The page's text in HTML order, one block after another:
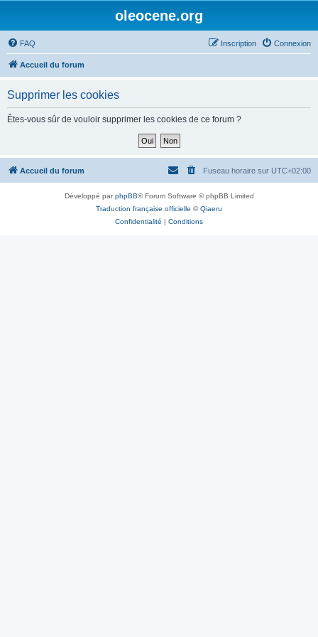
oleocene.org
FAQ Connexion
Inscription
Accueil du forum
Supprimer les cookies
Êtes-vous sûr de vouloir supprimer les cookies de ce forum ?
Accueil du forum Fuseau horaire sur UTC+02:00
Développé parphpBB® Forum Software © phpBB Limited
Traduction française officielle ©Qiaeru
Confidentialité | Conditions